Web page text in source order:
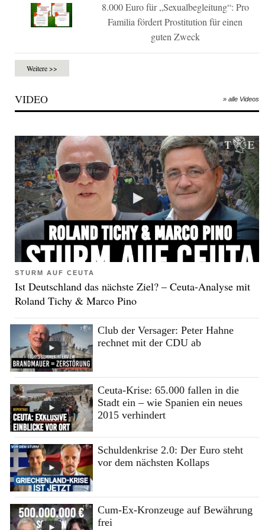
8.000 Euro für „Sexualbegleitung“: Pro
Familia fördert Prostitution für einen
guten Zweck
Weitere >>
VIDEO » alle Videos
STURM AUF CEUTA
Ist Deutschland das nächste Ziel? – Ceuta-Analyse mit
Roland Tichy & Marco Pino
Club der Versager: Peter Hahne
rechnet mit der CDU ab
Ceuta-Krise: 65.000 fallen in die
Stadt ein – wie Spanien ein neues
2015 verhindert
Schuldenkrise 2.0: Der Euro steht
vor dem nächsten Kollaps
Cum-Ex-Kronzeuge auf Bewährung
frei